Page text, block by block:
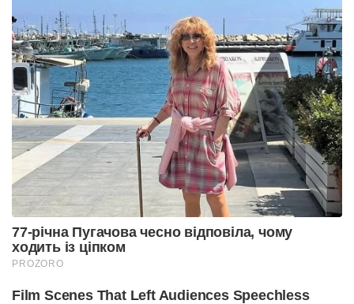
77-річна Пугачова чесно відповіла, чому
ходить із ціпком
PROZORO
Film Scenes That Left Audiences Speechless